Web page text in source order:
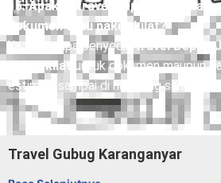
15. Apakah travel Depok
dokumen atau paket kilat?
Ya, beberapa penyediatravel Depok
paket kilat untuk dokumen maupun
estimasi sampai di hari yang sama.
Travel Gubug Karanganyar